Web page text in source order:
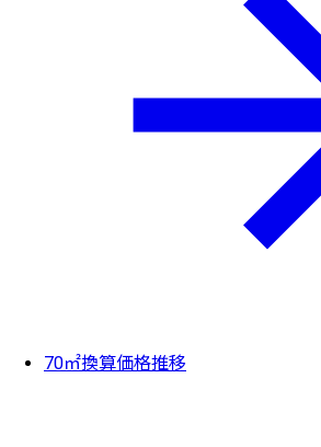
70㎡換算価格推移